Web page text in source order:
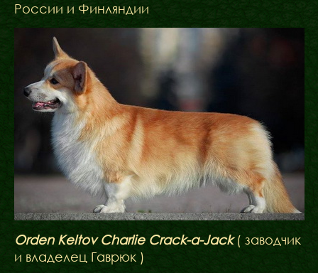
России и Финляндии
Orden Keltov Charlie Crack-a-Jack( заводчик
и владелец Гаврюк )